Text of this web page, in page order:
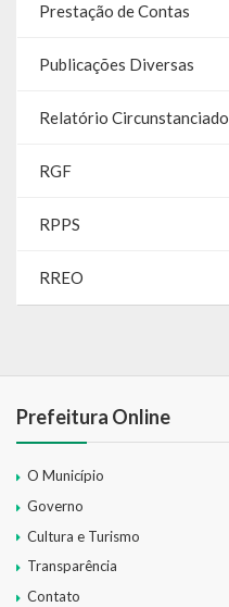
Carta de Serviços
Repasses e Transferências
Prestação de Contas
Publicações Diversas
Relatório Circunstanciado
RGF
RPPS
RREO
Prefeitura Online
O Município
Governo
Cultura e Turismo
Transparência
Contato